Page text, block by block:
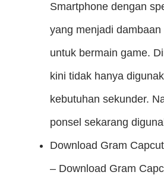
Smartphone dengan
yang menjadi
untuk bermain game.
kini tidak hanya
kebutuhan sekunder.
ponsel sekarang
Download Gram
– Download Gram